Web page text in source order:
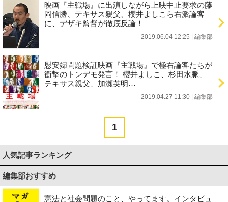
映画『主戦場』に出演しながら上映中止要求の藤
岡信勝、テキサス親父、櫻井よしこら右派論客
に、デザキ監督が徹底反論！
2019.06.04 12:25 編集部
慰安婦問題検証映画『主戦場』で極右論客たちが
衝撃のトンデモ発言！ 櫻井よしこ、杉田水脈、
テキサス親父、加瀬英明…
2019.04.27 11:30 編集部
1
人気記事ランキング
編集部おすすめ
憲法と社会問題のこと、やってます。インタビュ